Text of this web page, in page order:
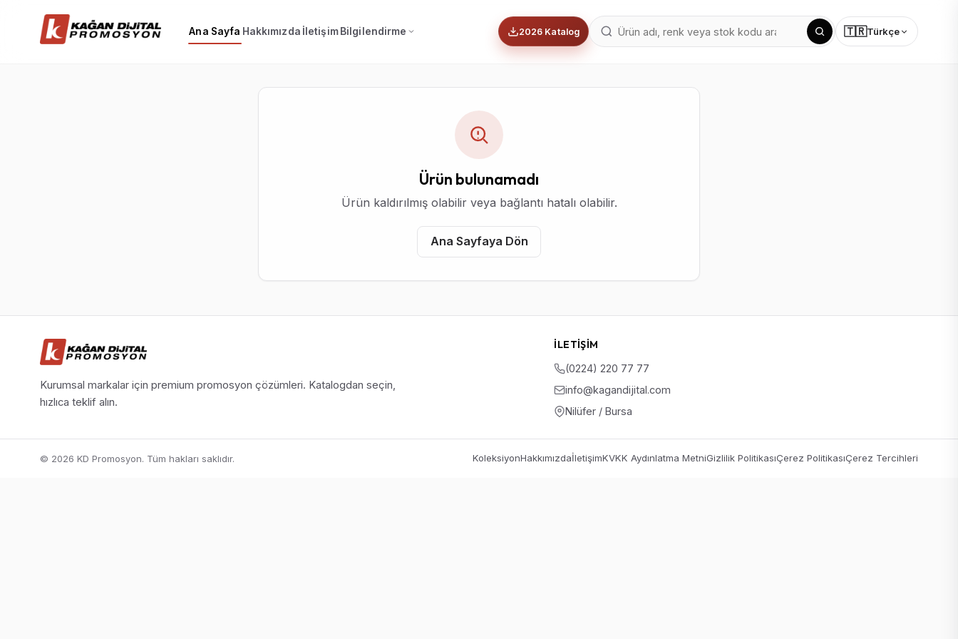
Ana Sayfa Hakkımızda İletişim Bilgilendirme 2026 Katalog 🇹🇷Türkçe
Ürün bulunamadı
Ürün kaldırılmış olabilir veya bağlantı hatalı olabilir.
Ana Sayfaya Dön
Kurumsal markalar için premium promosyon çözümleri. Katalogdan seçin,
hızlıca teklif alın.
İLETIŞIM
(0224) 220 77 77
info@kagandijital.com
Nilüfer / Bursa
© 2026 KD Promosyon. Tüm hakları saklıdır. KoleksiyonHakkımızdaİletişimKVKK Aydınlatma MetniGizlilik PolitikasıÇerez PolitikasıÇerez Tercihleri